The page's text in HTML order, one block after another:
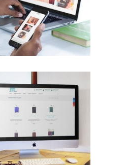
con Tienda Virtual
Trabajos Web